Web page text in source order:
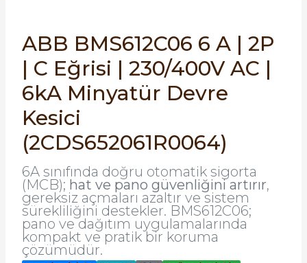
Kesiciler
Şalterleri
SIMATIC TIA PORTAL HMI Yazılımları
SIMATIC Yazılım Paketleri
SIRIUS SAFETY
WinCC Unified Runtime Yazılımları
ABB BMS612C06 6 A | 2P
| C Eğrisi | 230/400V AC |
6kA Minyatür Devre
Kesici
(2CDS652061R0064)
6A sınıfında doğru otomatik sigorta
(MCB); hat ve pano güvenliğini artırır,
gereksiz açmaları azaltır ve sistem
sürekliliğini destekler. BMS612C06;
pano ve dağıtım uygulamalarında
kompakt ve pratik bir koruma
çözümüdür.